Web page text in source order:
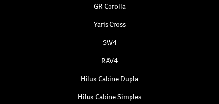
GR Corolla
Yaris Cross
SW4
RAV4
Hilux Cabine Dupla
Hilux Cabine Simples